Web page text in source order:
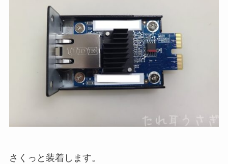
さくっと装着します。